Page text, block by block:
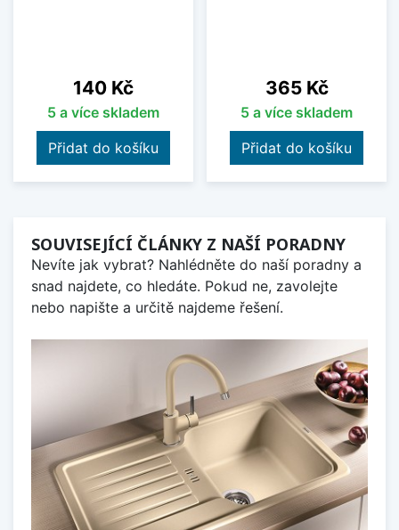
Cena
140 Kč
5 a více skladem
Přidat do košíku
Cena
365 Kč
5 a více skladem
Přidat do košíku
SOUVISEJÍCÍ ČLÁNKY Z NAŠÍ PORADNY
Nevíte jak vybrat? Nahlédněte do naší poradny a
snad najdete, co hledáte. Pokud ne, zavolejte
nebo napište a určitě najdeme řešení.